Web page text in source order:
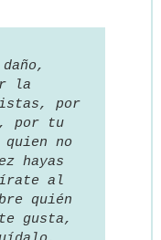
la
por
por tu
no
hayas
al
quién
gusta,